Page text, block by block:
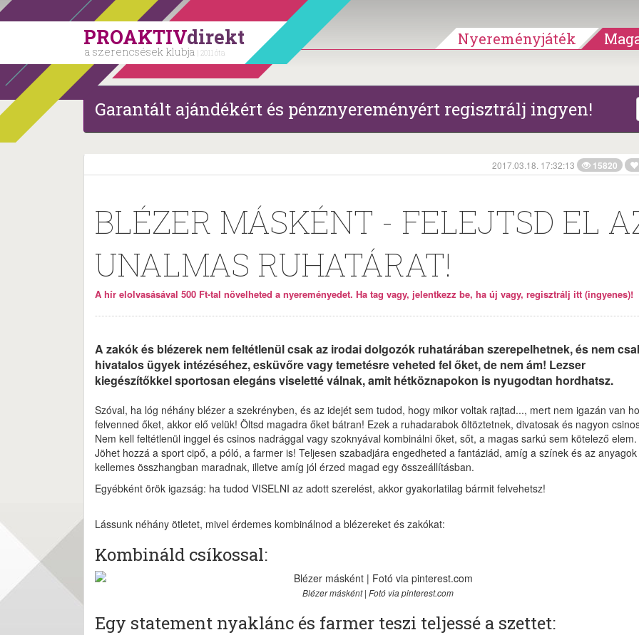
PROAKTIVdirekt
a szerencsések klubja | 2011 óta
Nyereményjáték
Garantált ajándékért és pénznyereményért regisztrálj ingyen!
2017.03.18. 17:32:13 15820
BLÉZER MÁSKÉNT - FELEJTSD EL
UNALMAS RUHATÁRAT!
A hír elolvasásával 500 Ft-tal növelheted a nyereményedet. Ha tag vagy, jelentkezz be, ha új vagy, regisztrálj itt (ingyenes)!
A zakók és blézerek nem feltétlenül csak az irodai dolgozók ruhatárában szerepelhetnek, és nem
hivatalos ügyek intézéséhez, esküvőre vagy temetésre veheted fel őket, de nem ám! Lezser
kiegészítőkkel sportosan elegáns viseletté válnak, amit hétköznapokon is nyugodtan hordhatsz.
Szóval, ha lóg néhány blézer a szekrényben, és az idejét sem tudod, hogy mikor voltak rajtad..., mert nem igazán van
felvenned őket, akkor elő velük! Öltsd magadra őket bátran! Ezek a ruhadarabok öltöztetnek, divatosak és nagyon
Nem kell feltétlenül inggel és csinos nadrággal vagy szoknyával kombinálni őket, sőt, a magas sarkú sem kötelező elem.
Jöhet hozzá a sport cipő, a póló, a farmer is! Teljesen szabadjára engedheted a fantáziád, amíg a színek és az anyagok
kellemes összhangban maradnak, illetve amíg jól érzed magad egy összeállításban.
Egyébként örök igazság: ha tudod VISELNI az adott szerelést, akkor gyakorlatilag bármit felvehetsz!
Lássunk néhány ötletet, mivel érdemes kombinálnod a blézereket és zakókat:
Kombináld csíkossal:
Blézer másként | Fotó via pinterest.com
Egy statement nyaklánc és farmer teszi teljessé a szettet: